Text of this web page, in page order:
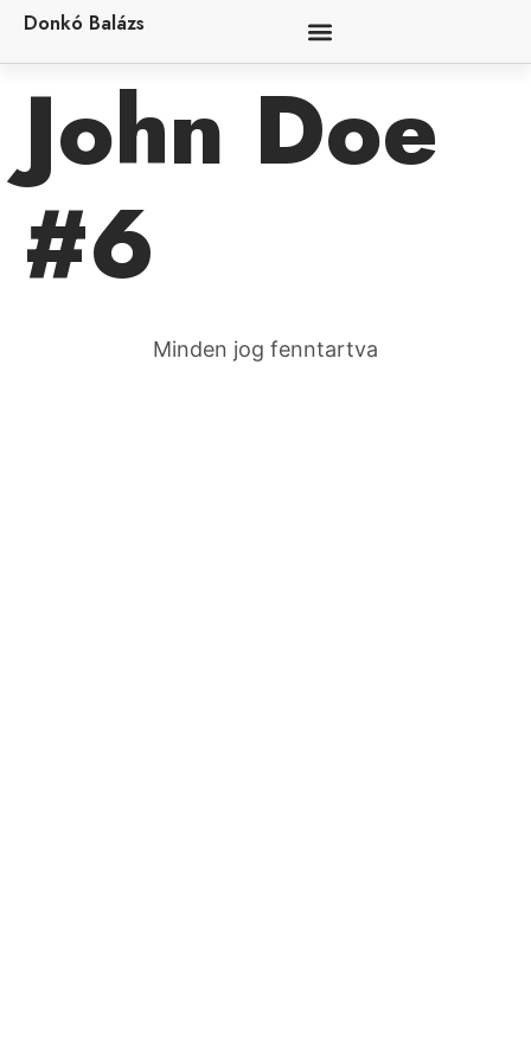
Donkó Balázs
John Doe
#6
Minden jog fenntartva